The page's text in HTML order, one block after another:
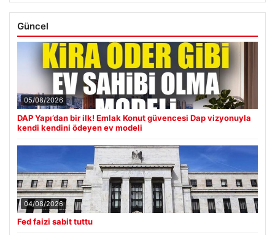
Güncel
05/08/2026
DAP Yapı’dan bir ilk! Emlak Konut güvencesi Dap vizyonuyla
kendi kendini ödeyen ev modeli
04/08/2026
Fed faizi sabit tuttu